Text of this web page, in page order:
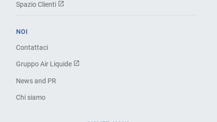
Spazio Clienti
NOI
Contattaci
Gruppo Air Liquide
News and PR
Chi siamo